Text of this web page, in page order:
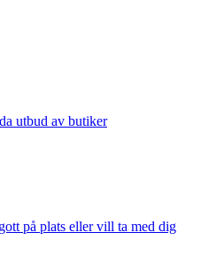
utbud av butiker
på plats eller vill ta med dig